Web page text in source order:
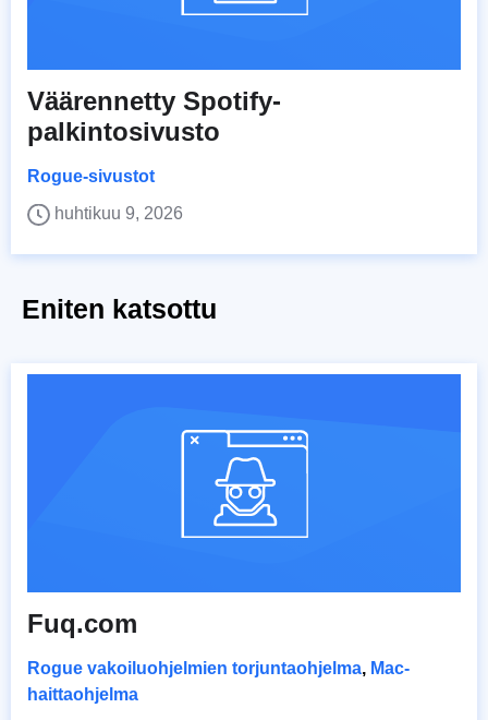
Väärennetty Spotify-
palkintosivusto
Rogue-sivustot
huhtikuu 9, 2026
Eniten katsottu
Fuq.com
Rogue vakoiluohjelmien torjuntaohjelma, Mac-
haittaohjelma